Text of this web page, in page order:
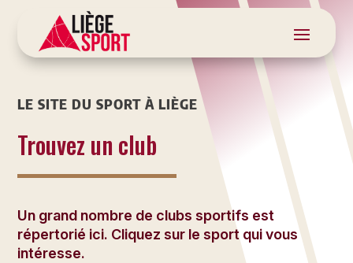
LE SITE DU SPORT À LIÈGE
Trouvez un club
Un grand nombre de clubs sportifs est
répertorié ici. Cliquez sur le sport qui vous
intéresse.